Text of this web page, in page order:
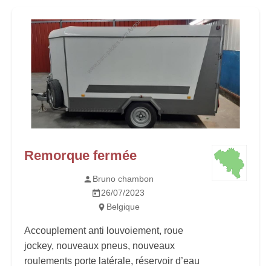
Remorque fermée
Bruno chambon
26/07/2023
Belgique
Accouplement anti louvoiement, roue
jockey, nouveaux pneus, nouveaux
roulements porte latérale, réservoir d’eau